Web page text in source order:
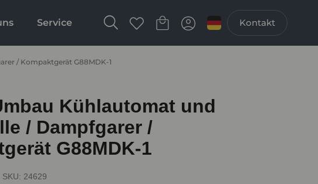
Service Kontakt
/ Kompaktgerät G88MDK-1
Kühlautomat und
/ Dampfgarer /
G88MDK-1
SKU: 24629